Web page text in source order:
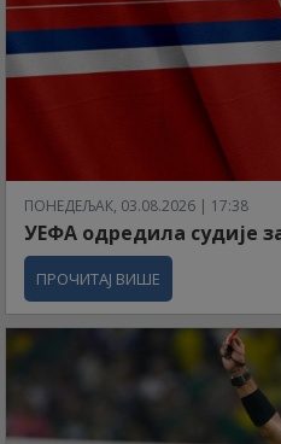
ПОНЕДЕЉАК, 03.08.2026 | 17:38
УЕФА одредила судије
ПРОЧИТАЈ ВИШЕ